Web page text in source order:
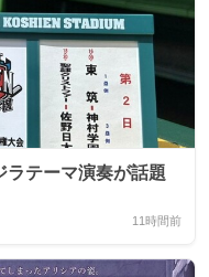
ラテーマ演奏が話題
11時間前